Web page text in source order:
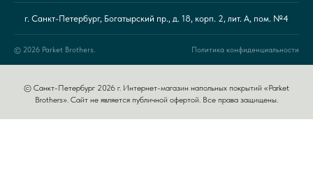
г. Санкт-Петербург, Богатырский пр., д. 18, корп. 2, лит. А, пом. №4
© 2026 Parket Brothers. Политика конфиденциальности
© Санкт-Петербург 2026 г. Интернет-магазин напольных покрытий «Parket
Brothers». Сайт не является публичной офертой. Все права защищены.